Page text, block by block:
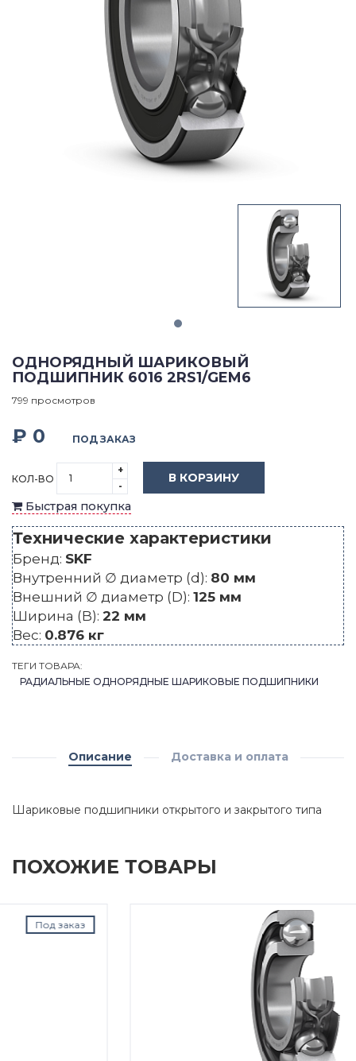
ОДНОРЯДНЫЙ ШАРИКОВЫЙ
ПОДШИПНИК 6016 2RS1/GEM6
799 просмотров
₽ 0 ПОД ЗАКАЗ
КОЛ-ВО
+
-
В КОРЗИНУ
Быстрая покупка
Технические характеристики
Бренд: SKF
Внутренний ∅ диаметр (d): 80 мм
Внешний ∅ диаметр (D): 125 мм
Ширина (B): 22 мм
Вес: 0.876 кг
ТЕГИ ТОВАРА:
РАДИАЛЬНЫЕ ОДНОРЯДНЫЕ ШАРИКОВЫЕ ПОДШИПНИКИ
Описание Доставка и оплата
Шариковые подшипники открытого и закрытого типа
ПОХОЖИЕ ТОВАРЫ
Под заказ